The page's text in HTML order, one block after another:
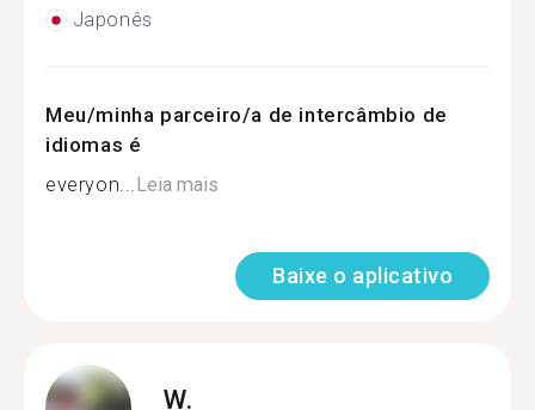
Japonês
Meu/minha parceiro/a de intercâmbio de
idiomas é
everyon...Leia mais
Baixe o aplicativo
W.